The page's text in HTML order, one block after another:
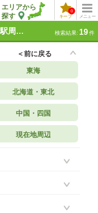
メニュー
キープ
0
エリアから
探す
近鉄湯の山線近鉄四日市駅周辺 の求人一覧 検索結果: 19件
＜前に戻る
東海
北海道・東北
中国・四国
現在地周辺